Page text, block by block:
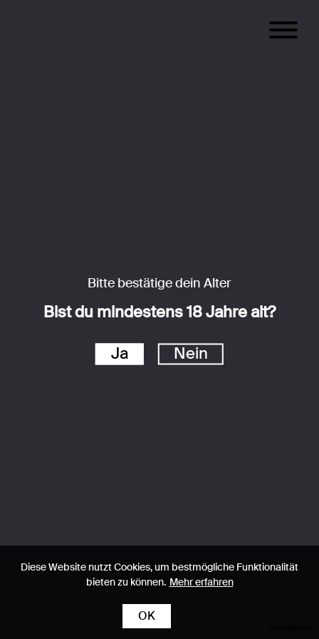
Bitte bestätige dein Alter
Bist du mindestens 18 Jahre alt?
Ja
Nein
Diese Website nutzt Cookies, um bestmögliche Funktionalität
bieten zu können. Mehr erfahren
OK